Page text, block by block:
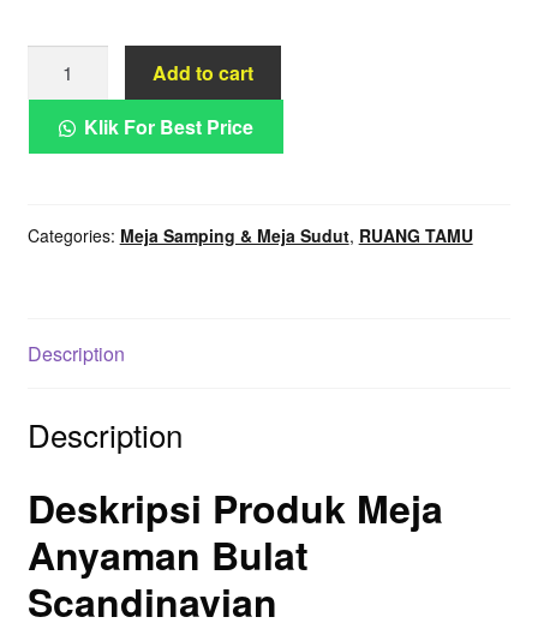
Anyaman
Bulat
Drum
Side
Add to cart
Klik For Best Price
Categories: Meja Samping & Meja Sudut, RUANG TAMU
Description
Description
Deskripsi Produk Meja
Anyaman Bulat
Scandinavian